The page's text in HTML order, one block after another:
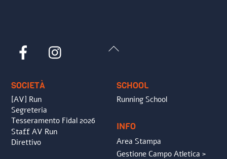
Back
Facebook
SOCIETÀ
[AV] Run
Segreteria
Tesseramento Fidal 2026
Staff AV Run
Direttivo
SCHOOL
Running School
INFO
Area Stampa
Gestione Campo Atletica >